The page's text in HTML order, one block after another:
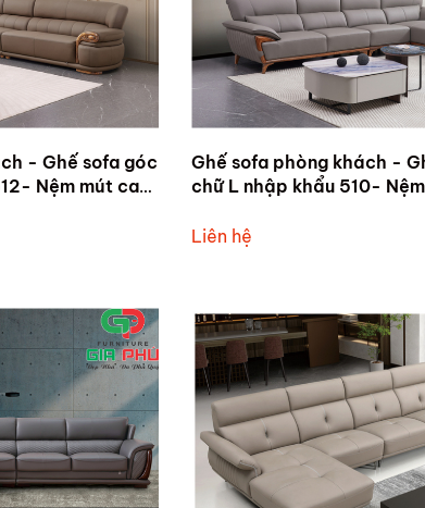
- Ghế sofa góc
Nệm mút cao
Ghế sofa phòng khách -
chữ L nhập khẩu 510-
Liên hệ